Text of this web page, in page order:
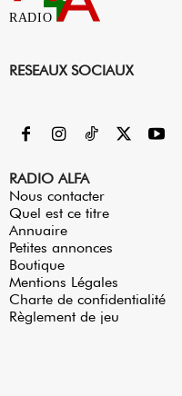
RADIO
RESEAUX SOCIAUX
RADIO ALFA
Nous contacter
Quel est ce titre
Annuaire
Petites annonces
Boutique
Mentions Légales
Charte de confidentialité
Règlement de jeu